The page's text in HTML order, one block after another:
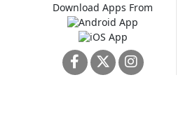
Download Apps From